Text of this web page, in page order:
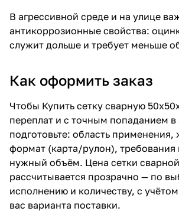
В агрессивной среде и на улице
антикоррозионные свойства:
служит дольше и требует меньше
Как оформить заказ
Чтобы Купить сетку сварную
переплат и с точным попаданием в
подготовьте: область
формат (карта/рулон),
нужный объём. Цена сетки
рассчитывается прозрачно — по
исполнению и количеству, с
вас варианта поставки.